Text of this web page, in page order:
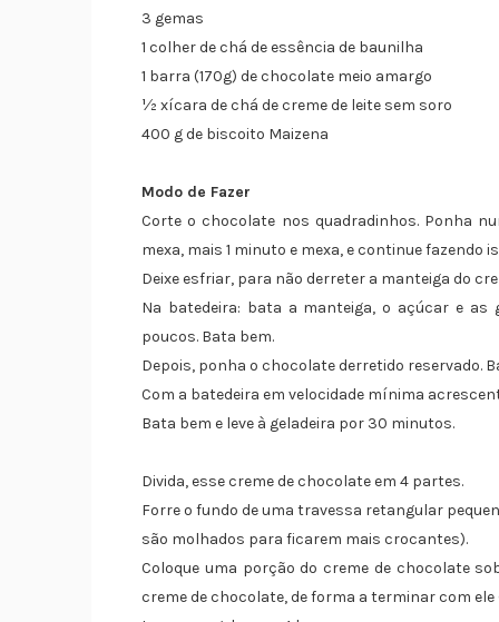
3 gemas
1 colher de chá de essência de baunilha
1 barra (170g) de chocolate meio amargo
½ xícara de chá de creme de leite sem soro
400 g de biscoito Maizena
Modo de Fazer
Corte o chocolate nos quadradinhos. Ponha
mexa, mais 1 minuto e mexa, e continue fazendo
Deixe esfriar, para não derreter a manteiga do
Na batedeira: bata a manteiga, o açúcar e
poucos. Bata bem.
Depois, ponha o chocolate derretido reservado.
Com a batedeira em velocidade mínima
Bata bem e leve à geladeira por 30 minutos.
Divida, esse creme de chocolate em 4 partes.
Forre o fundo de uma travessa retangular
são molhados para ficarem mais crocantes).
Coloque uma porção do creme de chocolate
creme de chocolate, de forma a terminar com